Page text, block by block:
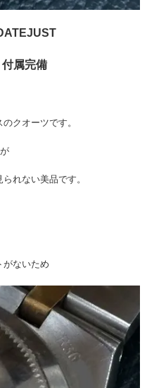
属完備
クオーツです。
れない美品です。
がないため